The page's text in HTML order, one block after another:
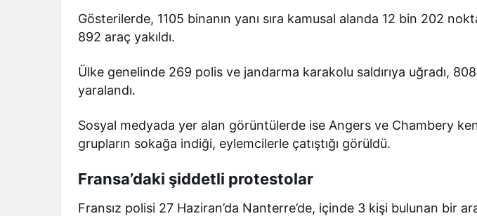
Gösterilerde, 1105 binanın yanı sıra kamusal alanda 12 bin 202
892 araç yakıldı.
Ülke genelinde 269 polis ve jandarma karakolu saldırıya uğradı,
yaralandı.
Sosyal medyada yer alan görüntülerde ise Angers ve Chambery
grupların sokağa indiği, eylemcilerle çatıştığı görüldü.
Fransa’daki şiddetli protestolar
Fransız polisi 27 Haziran’da Nanterre’de, içinde 3 kişi bulunan bir